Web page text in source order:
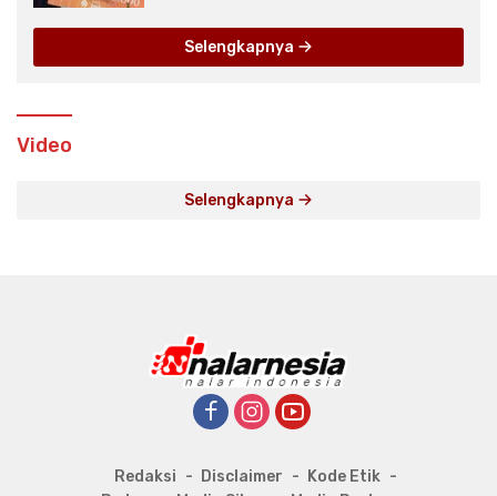
Selengkapnya
Video
Selengkapnya
Redaksi Disclaimer
Kode Etik